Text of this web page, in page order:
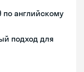
по английскому
подход для